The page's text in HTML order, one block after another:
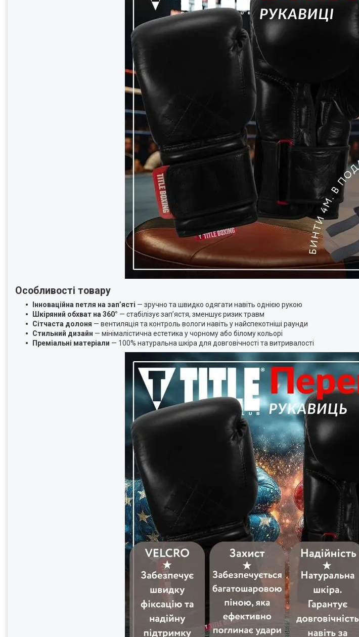
Особливості товару
Інноваційна петля на зап’ясті — зручно та швидко одягати навіть однією рукою
Шкіряний обхват на 360° — стабілізує зап’ястя, зменшує ризик травм
Сітчаста долоня — вентиляція та контроль вологи навіть у найспекотніші раунди
Стильний дизайн — мінімалістична естетика у чорному або білому кольорі
Преміальні матеріали — 100% натуральна шкіра для довговічності та витривалості